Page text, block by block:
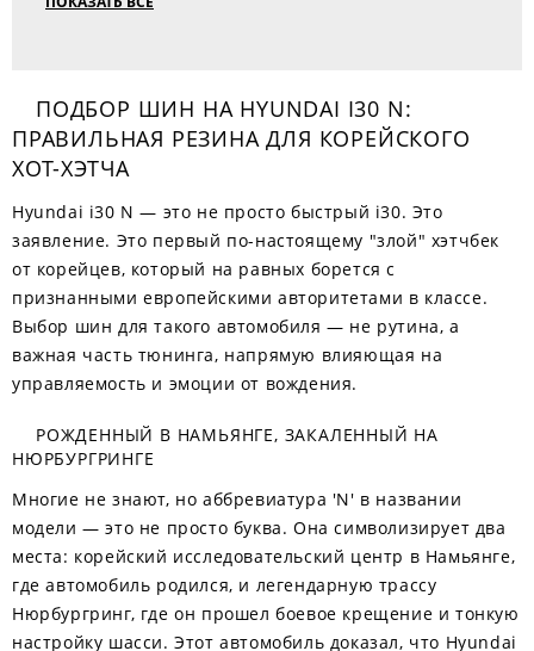
ПОДБОР ШИН НА HYUNDAI I30 N:
ПРАВИЛЬНАЯ РЕЗИНА ДЛЯ КОРЕЙСКОГО
ХОТ-ХЭТЧА
Hyundai i30 N — это не просто быстрый i30. Это
заявление. Это первый по-настоящему "злой" хэтчбек
от корейцев, который на равных борется с
признанными европейскими авторитетами в классе.
Выбор шин для такого автомобиля — не рутина, а
важная часть тюнинга, напрямую влияющая на
управляемость и эмоции от вождения.
РОЖДЕННЫЙ В НАМЬЯНГЕ, ЗАКАЛЕННЫЙ НА
НЮРБУРГРИНГЕ
Многие не знают, но аббревиатура 'N' в названии
модели — это не просто буква. Она символизирует два
места: корейский исследовательский центр в Намьянге,
где автомобиль родился, и легендарную трассу
Нюрбургринг, где он прошел боевое крещение и тонкую
настройку шасси. Этот автомобиль доказал, что Hyundai